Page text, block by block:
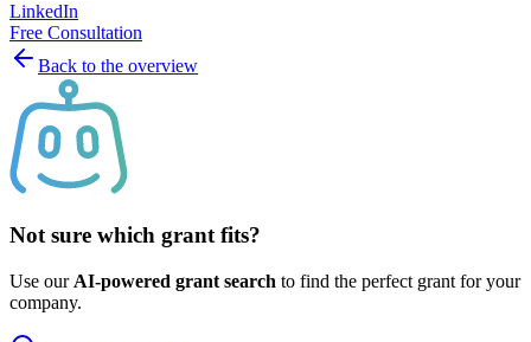
LinkedIn
Free Consultation
Back to the overview
Not sure which grant fits?
Use our AI-powered grant search to find the perfect grant for your
company.